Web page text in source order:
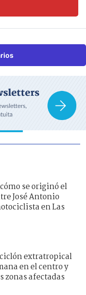
se originó el
José Antonio
en Las
extratropical
en el centro y
zonas afectadas